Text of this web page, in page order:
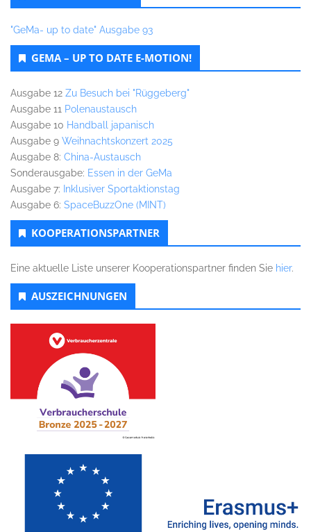
"GeMa- up to date" Ausgabe 93
GEMA – UP TO DATE E-MOTION!
Ausgabe 12 Zu Besuch bei "Rüggeberg"
Ausgabe 11 Polenaustausch
Ausgabe 10 Handball japanisch
Ausgabe 9 Weihnachtskonzert 2025
Ausgabe 8: China-Austausch
Sonderausgabe: Essen in der GeMa
Ausgabe 7: Inklusiver Sportaktionstag
Ausgabe 6: SpaceBuzzOne (MINT)
KOOPERATIONSPARTNER
Eine aktuelle Liste unserer Kooperationspartner finden Sie hier.
AUSZEICHNUNGEN